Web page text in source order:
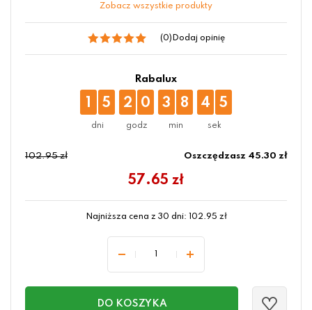
Zobacz wszystkie produkty
(0) Dodaj opinię
Rabalux
1 5 2 0 3 8 4 4
102.95 zł Oszczędzasz 45.30 zł
57.65 zł
Najniższa cena z 30 dni: 102.95 zł
DO KOSZYKA